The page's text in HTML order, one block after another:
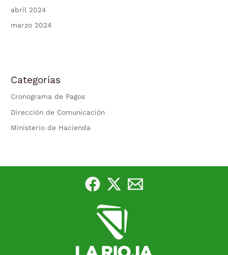
abril 2024
marzo 2024
Categorías
Cronograma de Pagos
Dirección de Comunicación
Ministerio de Hacienda